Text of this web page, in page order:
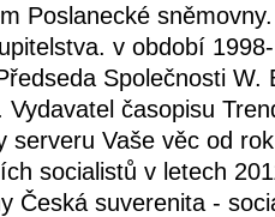
Poslanecké
v období
Společnosti W.
časopisu
serveru Vaše věc od
socialistů v letech
Česká suverenita -